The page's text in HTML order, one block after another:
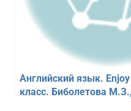
Английский язык.
класс. Биболетова